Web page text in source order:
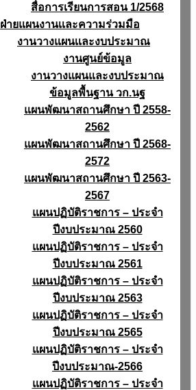
สื่อการเรียนการสอน 1/2568
ฝ่ายแผนงานเเละความร่วมมือ
งานวางแผนเเละงบประมาณ
งานศูนย์ข้อมูล
งานวางแผนและงบประมาณ
ข้อมูลพื้นฐาน วก.นฐ
แผนพัฒนาสถานศึกษา ปี 2558-
2562
แผนพัฒนาสถานศึกษา ปี 2568-
2572
แผนพัฒนาสถานศึกษา ปี 2563-
2567
แผนปฏิบัติราชการ – ประจำ
ปีงบประมาณ 2560
แผนปฏิบัติราชการ – ประจำ
ปีงบประมาณ 2561
แผนปฏิบัติราชการ – ประจำ
ปีงบประมาณ 2563
แผนปฏิบัติราชการ – ประจำ
ปีงบประมาณ 2565
แผนปฏิบัติราชการ – ประจำ
ปีงบประมาณ-2566
แผนปฏิบัติราชการ – ประจำ